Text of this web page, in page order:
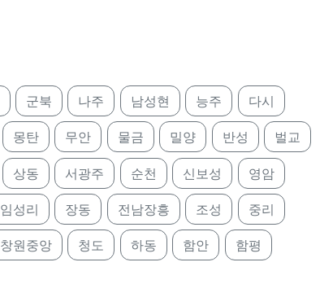
군북 나주 남성현 능주 다시
몽탄 무안 물금 밀양 반성 벌교
상동 서광주 순천 신보성 영암
임성리 장동 전남장흥 조성 중리
창원중앙 청도 하동 함안 함평